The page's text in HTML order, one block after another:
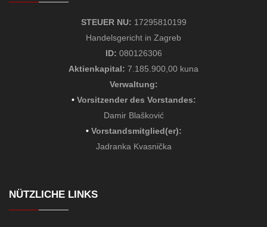
STEUER NU: 17295810199
Handelsgericht in Zagreb
ID: 080126306
Aktienkapital: 7.185.900,00 kuna
Verwaltung:
• Vorsitzender des Vorstandes:
Damir Blašković
• Vorstandsmitglied(er):
Jadranka Kvasnička
NÜTZLICHE LINKS